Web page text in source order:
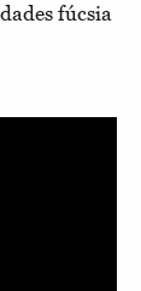
fúcsia